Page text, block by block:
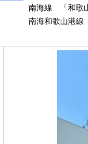
南海線 「和歌
南海和歌山港